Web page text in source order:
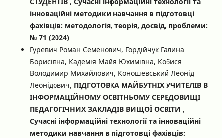
інноваційні методики навчання в підготовці
фахівців: методологія, теорія, досвід, проблеми:
№ 71 (2024)
Гуревич Роман Семенович, Гордійчук Галина
Борисівна, Кадемія Майя Юхимівна, Кобися
Володимир Михайлович, Коношевський Леонід
Леонідович, ПІДГОТОВКА МАЙБУТНІХ УЧИТЕЛІВ В
ІНФОРМАЦІЙНОМУ ОСВІТНЬОМУ СЕРЕДОВИЩІ
ПЕДАГОГІЧНИХ ЗАКЛАДІВ ВИЩОЇ ОСВІТИ ,
Сучасні інформаційні технології та інноваційні
методики навчання в підготовці фахівців: